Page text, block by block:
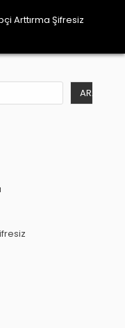
Arttırma Şifresiz
ARA